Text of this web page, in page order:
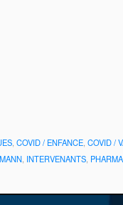
COVID / ENFANCE COVID /
INTERVENANTS